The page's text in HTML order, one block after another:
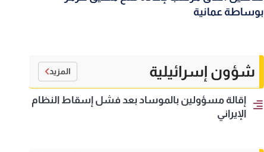
بوساطة عمانية
شؤون إسرائيلية المزيد
إقالة مسؤولين بالموساد بعد فشل إسقاط النظام
الإيراني